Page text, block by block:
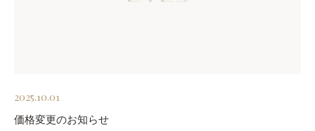
2025.10.01
価格変更のお知らせ